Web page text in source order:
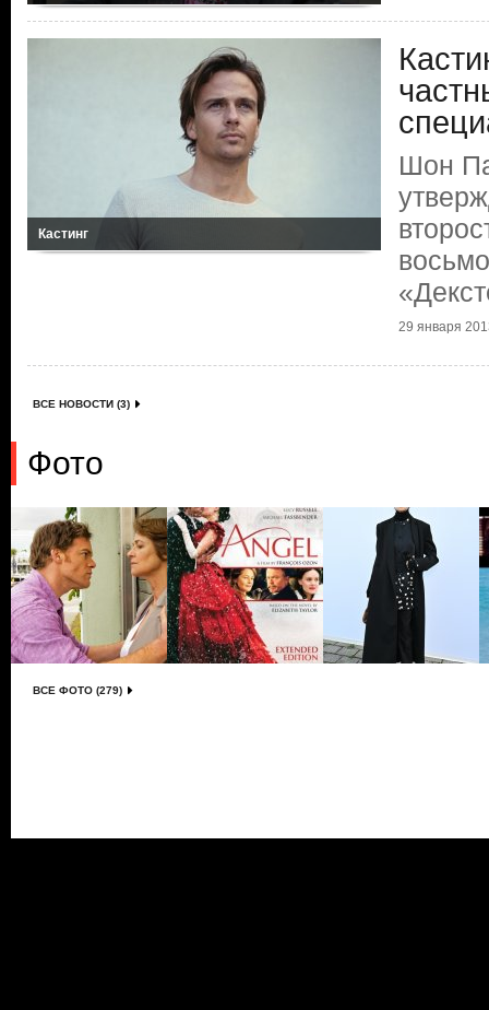
Кастинг
Шон
29 января
ВСЕ НОВОСТИ (3)
Фото
ВСЕ ФОТО (279)